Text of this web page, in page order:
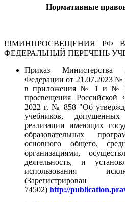
Нормативные
!!!МИНПРОСВЕЩЕНИЯ РФ
ФЕДЕРАЛЬНЫЙ ПЕРЕЧЕНЬ
Приказ Министерства
Федерации от 21.07.2023
в приложения № 1 и № 2
просвещения Российской
2022 г. № 858 "Об
учебников,
реализации имеющих
образовательных
основного общего,
организациями,
деятельность, и
использования
74502) http://